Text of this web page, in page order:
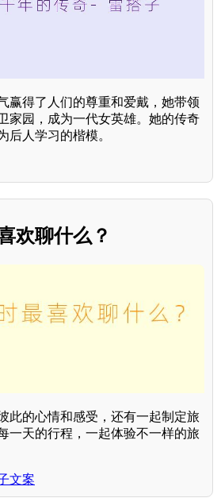
赢得了人们的尊重和爱戴，她带领
家园，成为一代女英雄。她的传奇
后人学习的楷模。
欢聊什么？
此的心情和感受，还有一起制定旅
一天的行程，一起体验不一样的旅
文案